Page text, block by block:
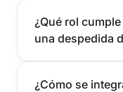
¿Qué rol
una despedida
¿Cómo se